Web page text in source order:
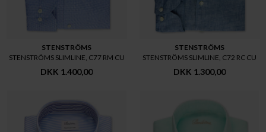
STENSTRÖMS
STENSTRÖMS SLIMLINE, C77 RM CU
DKK 1.400,00
STENSTRÖMS
STENSTRÖMS SLIMLINE, C72 RC CU
DKK 1.300,00